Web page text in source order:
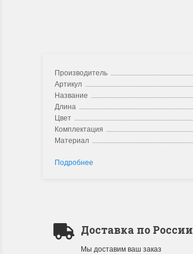
Производитель
Артикул
Название
Длина
Цвет
Комплектация
Материал
Подробнее
Доставка по России
Мы доставим ваш заказ